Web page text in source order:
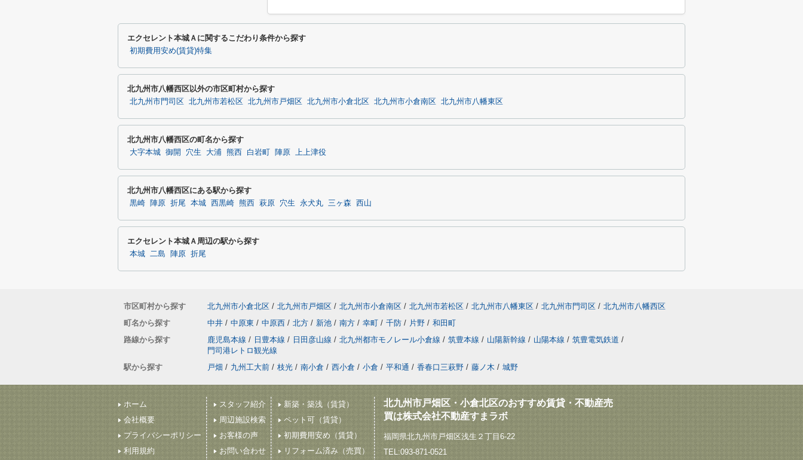
エクセレント本城Ａに関するこだわり条件から探す
初期費用安め(賃貸)特集
北九州市八幡西区以外の市区町村から探す
北九州市門司区 北九州市若松区 北九州市戸畑区 北九州市小倉北区 北九州市小倉南区 北九州市八幡東区
北九州市八幡西区の町名から探す
大字本城 御開 穴生 大浦 熊西 白岩町 陣原 上上津役
北九州市八幡西区にある駅から探す
黒崎 陣原 折尾 本城 西黒崎 熊西 萩原 穴生 永犬丸 三ヶ森 西山
エクセレント本城Ａ周辺の駅から探す
本城 二島 陣原 折尾
市区町村から探す 北九州市小倉北区 / 北九州市戸畑区 / 北九州市小倉南区 / 北九州市若松区 / 北九州市八幡東区 / 北九州市門司区 / 北九州市八幡西区
町名から探す
中井 / 中原東 / 中原西 / 北方 / 新池 / 南方 / 幸町 / 千防 / 片野 / 和田町
路線から探す
鹿児島本線 / 日豊本線 / 日田彦山線 / 北九州都市モノレール小倉線 / 筑豊本線 / 山陽新幹線 / 山陽本線 / 筑豊電気鉄道 /
門司港レトロ観光線
駅から探す
戸畑 / 九州工大前 / 枝光 / 南小倉 / 西小倉 / 小倉 / 平和通 / 香春口三萩野 / 藤ノ木 / 城野
ホーム
会社概要
プライバシーポリシー
利用規約
スタッフ紹介
周辺施設検索
お客様の声
お問い合わせ
新築・築浅（賃貸）
ペット可（賃貸）
初期費用安め（賃貸）
リフォーム済み（売買）
北九州市戸畑区・小倉北区のおすすめ賃貸・不動産売
買は株式会社不動産すまラボ
福岡県北九州市戸畑区浅生２丁目6-22
TEL:093-871-0521